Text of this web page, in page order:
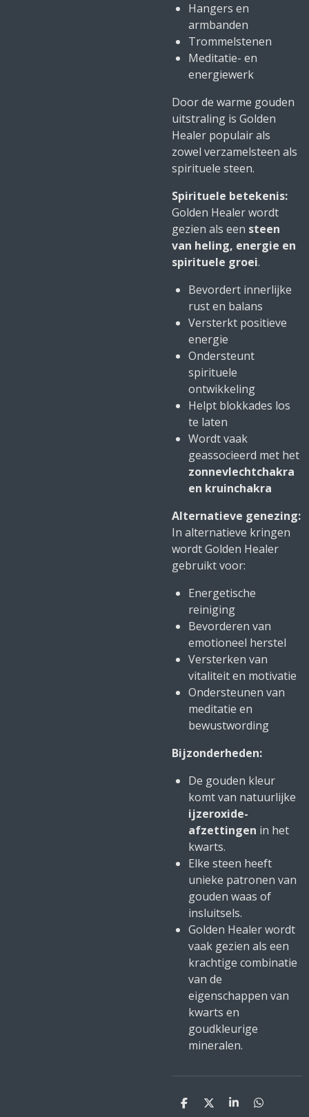
Hangers en
armbanden
Trommelstenen
Meditatie- en
energiewerk
Door de warme gouden
uitstraling is Golden
Healer populair als
zowel verzamelsteen als
spirituele steen.
Spirituele betekenis:
Golden Healer wordt
gezien als een steen
van heling, energie en
spirituele groei.
Bevordert innerlijke
rust en balans
Versterkt positieve
energie
Ondersteunt
spirituele
ontwikkeling
Helpt blokkades los
te laten
Wordt vaak
geassocieerd met het
zonnevlechtchakra
en kruinchakra
Alternatieve genezing:
In alternatieve kringen
wordt Golden Healer
gebruikt voor:
Energetische
reiniging
Bevorderen van
emotioneel herstel
Versterken van
vitaliteit en motivatie
Ondersteunen van
meditatie en
bewustwording
Bijzonderheden:
De gouden kleur
komt van natuurlijke
ijzeroxide-
afzettingen in het
kwarts.
Elke steen heeft
unieke patronen van
gouden waas of
insluitsels.
Golden Healer wordt
vaak gezien als een
krachtige combinatie
van de
eigenschappen van
kwarts en
goudkleurige
mineralen.
D
D
S
D